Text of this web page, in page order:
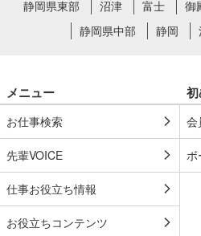
第2条 個人情報の管理
弊社は、当サイト上に掲示する個人情
い。
第3条 禁止事項
利用者は当サイトを利用するに当たり、
行為をしてはならないものとします。
他の利用者、第三者または弊社の著
他の利用者、第三者または弊社の財
静岡県東部 沼津 富士 御
静岡県中部
静岡
メニュー
お仕事検索
先輩VOICE
仕事お役立ち情報
お役立ちコンテンツ
会
ボ